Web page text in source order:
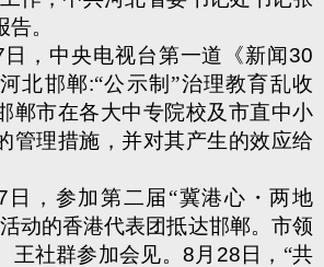
。
日，中央电视台第一道《新闻30
北邯郸:“公示制”治理教育乱收
郸市在各大中专院校及市直中小
管理措施，并对其产生的效应给
日，参加第二届“冀港心・两地
动的香港代表团抵达邯郸。市领
王社群参加会见。8 月 28 日，“共